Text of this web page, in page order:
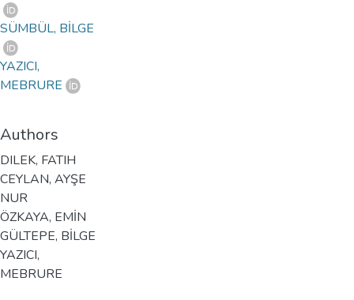
SÜMBÜL, BİLGE
YAZICI,
MEBRURE
Authors
DILEK, FATIH
CEYLAN, AYŞE
NUR
ÖZKAYA, EMİN
GÜLTEPE, BİLGE
YAZICI,
MEBRURE